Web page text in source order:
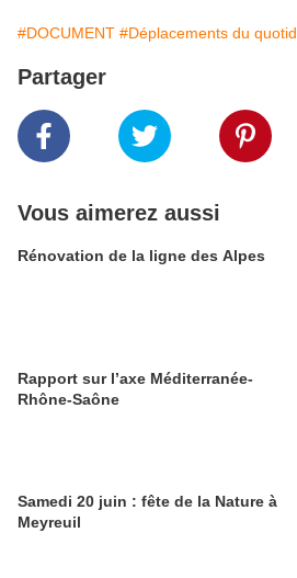
#DOCUMENT #Déplacements du
Partager
Vous aimerez aussi
Rénovation de la ligne des Alpes
Rapport sur l’axe Méditerranée-
Rhône-Saône
Samedi 20 juin : fête de la Nature à
Meyreuil